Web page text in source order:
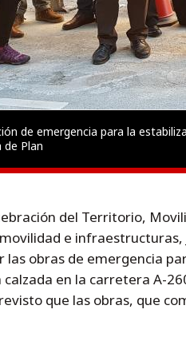
de emergencia para la
de Plan
del Territorio,
e infraestructuras,
las obras de emergencia
en la carretera A-
que las obras, que